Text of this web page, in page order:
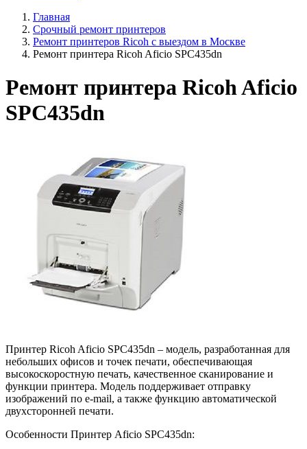
Главная
Срочный ремонт принтеров
Ремонт принтеров Ricoh с выездом в Москве
Ремонт принтера Ricoh Aficio SPC435dn
Ремонт принтера Ricoh Aficio
SPC435dn
Принтер Ricoh Aficio SPC435dn – модель, разработанная для
небольших офисов и точек печати, обеспечивающая
высокоскоростную печать, качественное сканирование и
функции принтера. Модель поддерживает отправку
изображений по e-mail, а также функцию автоматической
двухсторонней печати.
Особенности Принтер Aficio SPC435dn: